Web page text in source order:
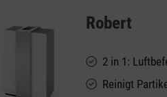
Robert
2 in 1:
Reinigt